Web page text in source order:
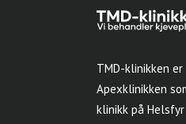
TMD-klinikken
Apexklinikken
klinikk på Helsfyr